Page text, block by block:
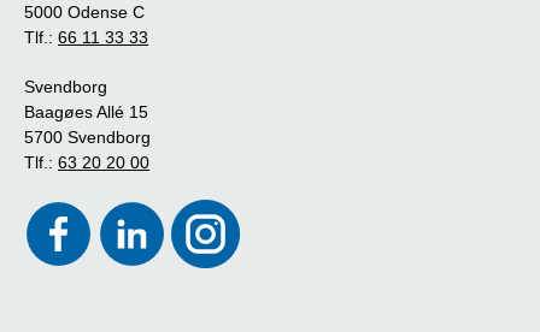
5000 Odense C
Tlf.: 66 11 33 33
Svendborg
Baagøes Allé 15
5700 Svendborg
Tlf.: 63 20 20 00